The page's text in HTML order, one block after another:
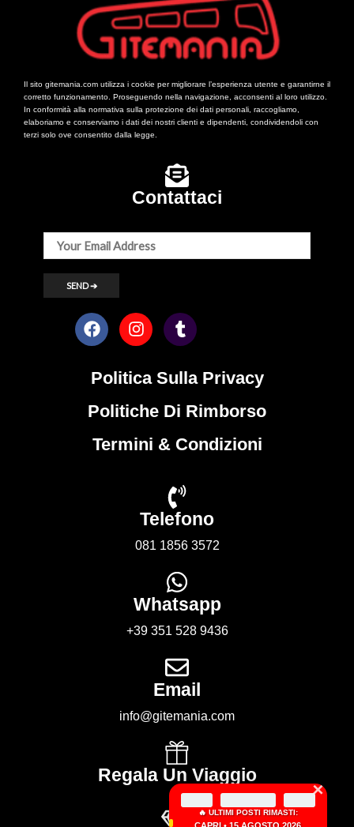
Il sito gitemania.com utilizza i cookie per migliorare l’esperienza utente e garantirne il
corretto funzionamento. Proseguendo nella navigazione, acconsenti al loro utilizzo.
In conformità alla normativa sulla protezione dei dati personali, raccogliamo,
elaboriamo e conserviamo i dati dei nostri clienti e dipendenti, condividendoli con
terzi solo ove consentito dalla legge.
Contattaci
Politica Sulla Privacy
Politiche Di Rimborso
Termini & Condizioni
Telefono
081 1856 3572
Whatsapp
+39 351 528 9436
Email
info@gitemania.com
Regala Un Viaggio
×
🔥 ULTIMI POSTI RIMASTI: